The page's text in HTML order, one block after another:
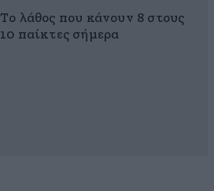
Το λάθος που κάνουν 8 στους
10 παίκτες σήμερα